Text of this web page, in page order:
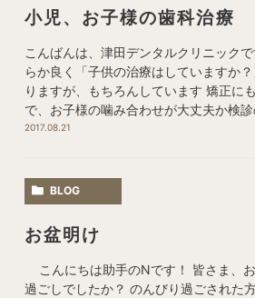
小児、お子様の歯科治療
こんばんは、津田デンタルクリニック
らか良く「子供の治療はしていますか
りますが、もちろんしています 矯正に
で、お子様の噛み合わせが大丈夫か検
2017.08.21
BLOG
お盆明け
こんにちは助手のNです！ 皆さま、
過ごしでしたか？ のんびり過ごされた